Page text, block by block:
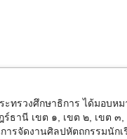
ทรวงศึกษาธิการ ได้มอบห
ธานี เขต ๑, เขต ๒, เขต ๓
ารจัดงานศิลปหัตถกรรมนัก